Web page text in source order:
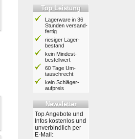
Top Leistung
Lagerware in 36
Stunden ver­sand­
fertig
riesiger Lager­
bestand
kein Mindest­
bestell­wert
60 Tage Um­
tausch­recht
kein Schläger­
aufpreis
Newsletter
Top Angebote und
Infos kostenlos und
unverbindlich per
E-Mail: